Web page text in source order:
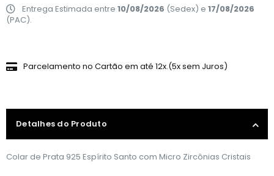
Entrega Estimada entre 10/08/2026 (Sedex) e 17/08/2026
(PAC).
Parcelamento no Cartão em até 12x.(5x sem Juros)
Detalhes do Produto
Colar de Prata 925 Espírito Santo com Micro Zircônias Cristais